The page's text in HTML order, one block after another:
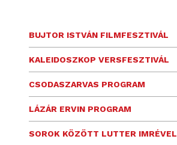
BUJTOR ISTVÁN FILMFESZTIVÁL
KALEIDOSZKOP VERSFESZTIVÁL
CSODASZARVAS PROGRAM
LÁZÁR ERVIN PROGRAM
SOROK KÖZÖTT LUTTER IMRÉVEL